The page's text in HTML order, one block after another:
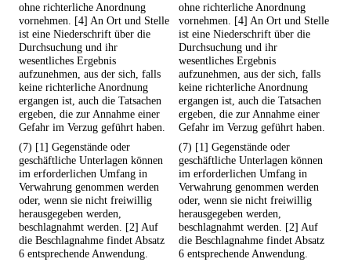
ohne richterliche Anordnung
vornehmen. [4] An Ort und Stelle
ist eine Niederschrift über die
Durchsuchung und ihr
wesentliches Ergebnis
aufzunehmen, aus der sich, falls
keine richterliche Anordnung
ergangen ist, auch die Tatsachen
ergeben, die zur Annahme einer
Gefahr im Verzug geführt haben.
ohne richterliche Anordnung
vornehmen. [4] An Ort und Stelle
ist eine Niederschrift über die
Durchsuchung und ihr
wesentliches Ergebnis
aufzunehmen, aus der sich, falls
keine richterliche Anordnung
ergangen ist, auch die Tatsachen
ergeben, die zur Annahme einer
Gefahr im Verzug geführt haben.
(7) [1] Gegenstände oder
geschäftliche Unterlagen können
im erforderlichen Umfang in
Verwahrung genommen werden
oder, wenn sie nicht freiwillig
herausgegeben werden,
beschlagnahmt werden. [2] Auf
die Beschlagnahme findet Absatz
6 entsprechende Anwendung.
(7) [1] Gegenstände oder
geschäftliche Unterlagen können
im erforderlichen Umfang in
Verwahrung genommen werden
oder, wenn sie nicht freiwillig
herausgegeben werden,
beschlagnahmt werden. [2] Auf
die Beschlagnahme findet Absatz
6 entsprechende Anwendung.